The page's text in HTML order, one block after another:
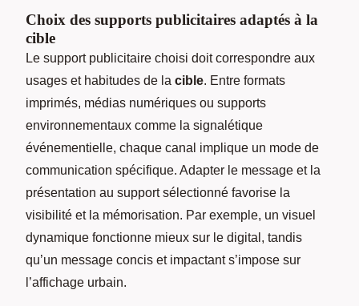
Choix des supports publicitaires adaptés à la
cible
Le support publicitaire choisi doit correspondre aux
usages et habitudes de la cible. Entre formats
imprimés, médias numériques ou supports
environnementaux comme la signalétique
événementielle, chaque canal implique un mode de
communication spécifique. Adapter le message et la
présentation au support sélectionné favorise la
visibilité et la mémorisation. Par exemple, un visuel
dynamique fonctionne mieux sur le digital, tandis
qu’un message concis et impactant s’impose sur
l’affichage urbain.